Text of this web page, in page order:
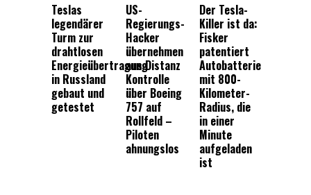
Teslas
legendärer
Turm zur
drahtlosen
Energieübertragung
in Russland
gebaut und
getestet
US-
Regierungs-
Hacker
übernehmen
aus Distanz
Kontrolle
über Boeing
757 auf
Rollfeld –
Piloten
ahnungslos
Der Tesla-
Killer ist da:
Fisker
patentiert
Autobatterie
mit 800-
Kilometer-
Radius, die
in einer
Minute
aufgeladen
ist